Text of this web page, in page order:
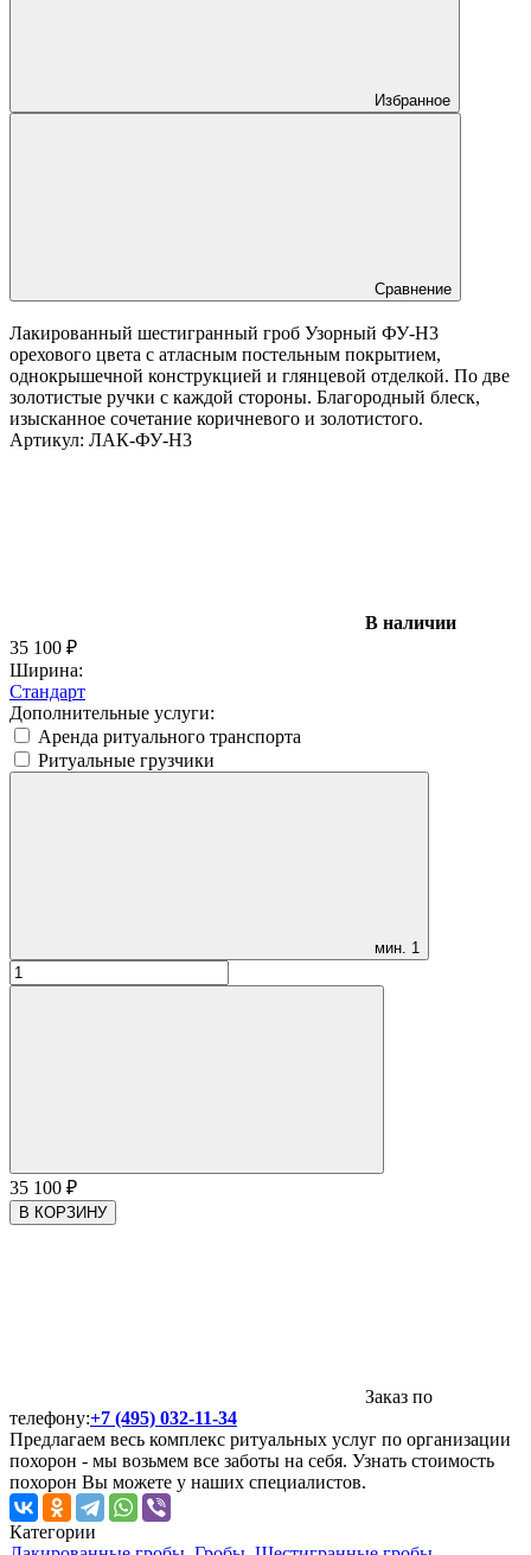
Избранное
Сравнение
Лакированный шестигранный гроб Узорный ФУ-Н3
орехового цвета с атласным постельным покрытием,
однокрышечной конструкцией и глянцевой отделкой. По две
золотистые ручки с каждой стороны. Благородный блеск,
изысканное сочетание коричневого и золотистого.
Артикул: ЛАК-ФУ-Н3
В наличии
35 100 ₽
Ширина:
Стандарт
Дополнительные услуги:
Аренда ритуального транспорта
Ритуальные грузчики
мин. 1
35 100 ₽
В КОРЗИНУ
Заказ по
телефону:+7 (495) 032-11-34
Предлагаем весь комплекс ритуальных услуг по организации
похорон - мы возьмем все заботы на себя. Узнать стоимость
похорон Вы можете у наших специалистов.
Категории